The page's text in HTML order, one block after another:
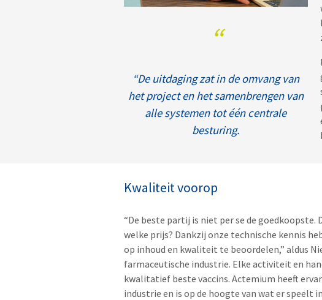
“
“De uitdaging zat in de omvang van
het project en het samenbrengen van
alle systemen tot één centrale
besturing.
Kwaliteit voorop
“De beste partij is niet per se de
welke prijs? Dankzij onze technische kennis
op inhoud en kwaliteit te beoordelen,” aldus
farmaceutische industrie. Elke activiteit en
kwalitatief beste vaccins. Actemium heeft
industrie en is op de hoogte van wat er speelt